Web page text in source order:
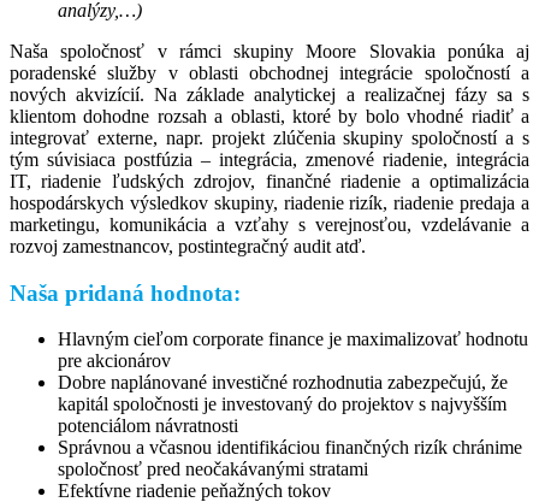
analýzy,…)
Naša spoločnosť v rámci skupiny Moore Slovakia ponúka aj
poradenské služby v oblasti obchodnej integrácie spoločností a
nových akvizícií. Na základe analytickej a realizačnej fázy sa s
klientom dohodne rozsah a oblasti, ktoré by bolo vhodné riadiť a
integrovať externe, napr. projekt zlúčenia skupiny spoločností a s
tým súvisiaca postfúzia – integrácia, zmenové riadenie, integrácia
IT, riadenie ľudských zdrojov, finančné riadenie a optimalizácia
hospodárskych výsledkov skupiny, riadenie rizík, riadenie predaja a
marketingu, komunikácia a vzťahy s verejnosťou, vzdelávanie a
rozvoj zamestnancov, postintegračný audit atď.
Naša pridaná hodnota:
Hlavným cieľom corporate finance je maximalizovať hodnotu
pre akcionárov
Dobre naplánované investičné rozhodnutia zabezpečujú, že
kapitál spoločnosti je investovaný do projektov s najvyšším
potenciálom návratnosti
Správnou a včasnou identifikáciou finančných rizík chránime
spoločnosť pred neočakávanými stratami
Efektívne riadenie peňažných tokov